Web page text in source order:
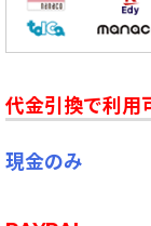
代金引換で利用
現金のみ